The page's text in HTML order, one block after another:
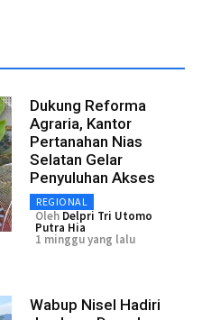
Dukung Reforma
Agraria, Kantor
Pertanahan Nias
Selatan Gelar
Penyuluhan Akses
REGIONAL
Oleh Delpri Tri Utomo
Putra Hia
1 minggu yang lalu
Wabup Nisel Hadiri